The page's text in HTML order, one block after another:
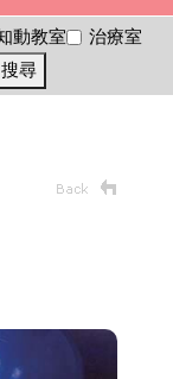
動教室
治療室
搜尋